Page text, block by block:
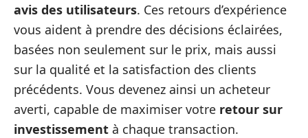
avis des utilisateurs. Ces retours d’expérience
vous aident à prendre des décisions éclairées,
basées non seulement sur le prix, mais aussi
sur la qualité et la satisfaction des clients
précédents. Vous devenez ainsi un acheteur
averti, capable de maximiser votre retour sur
investissement à chaque transaction.